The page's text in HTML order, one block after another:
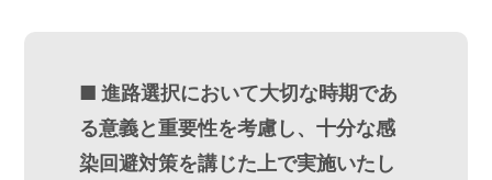
■ 進路選択において大切な時期であ
る意義と重要性を考慮し、十分な感
染回避対策を講じた上で実施いたし